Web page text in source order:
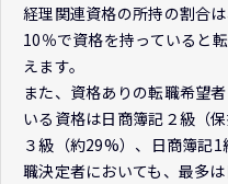
経理関連資格の所持の割合
10％で資格を持っていると
えます。
また、資格ありの転職希望
いる資格は日商簿記２級（
３級（約29%）、日商簿記
職決定者においても、最多